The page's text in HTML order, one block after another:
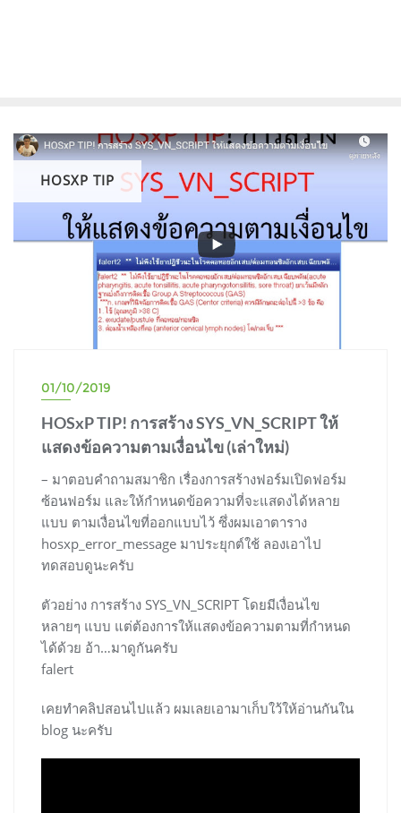
HOSXP TIP
01/10/2019
HOSxP TIP! การสร้าง SYS_VN_SCRIPT ให้
แสดงข้อความตามเงื่อนไข (เล่าใหม่)
– มาตอบคำถามสมาชิก เรื่องการสร้างฟอร์มเปิดฟอร์ม
ซ้อนฟอร์ม และให้กำหนดข้อความที่จะแสดงได้หลาย
แบบ ตามเงื่อนไขที่ออกแบบไว้ ซึ่งผมเอาตาราง
hosxp_error_message มาประยุกต์ใช้ ลองเอาไป
ทดสอบดูนะครับ
ตัวอย่าง การสร้าง SYS_VN_SCRIPT โดยมีเงื่อนไข
หลายๆ แบบ แต่ต้องการให้แสดงข้อความตามที่กำหนด
ได้ด้วย อ้า…มาดูกันครับ
falert
เคยทำคลิปสอนไปแล้ว ผมเลยเอามาเก็บใว้ให้อ่านกันใน
blog นะครับ